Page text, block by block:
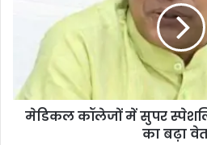
मेडिकल कॉलेजों में सुपर
का बढ़ा